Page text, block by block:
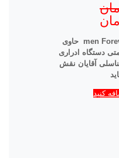
men حاوی
دستگاه ادراری
آقایان نقش
کنید